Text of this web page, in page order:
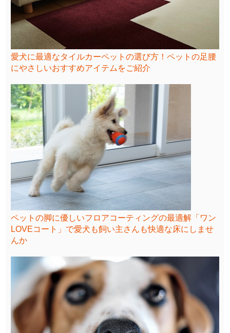
愛犬に最適なタイルカーペットの選び方！ペットの足腰
にやさしいおすすめアイテムをご紹介
ペットの脚に優しいフロアコーティングの最適解「ワン
LOVEコート」で愛犬も飼い主さんも快適な床にしませ
んか